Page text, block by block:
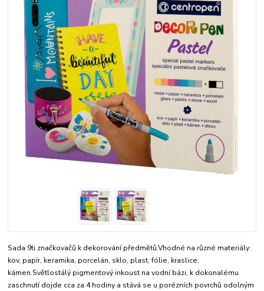
Sada 9ti značkovačů k dekorování předmětů.Vhodné na různé materiály:
kov, papír, keramika, porcelán, sklo, plast, fólie, kraslice,
kámen.Světlostálý pigmentový inkoust na vodní bázi, k dokonalému
zaschnutí dojde cca za 4 hodiny a stává se u porézních povrchů odolným